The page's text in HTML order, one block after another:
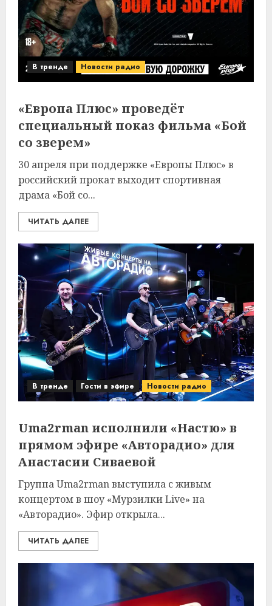
В тренде Новости радио
«Европа Плюс» проведёт
специальный показ фильма «Бой
со зверем»
30 апреля при поддержке «Европы Плюс» в
российский прокат выходит спортивная
драма «Бой со...
ЧИТАТЬ ДАЛЕЕ
В тренде Гости в эфире Новости радио
Uma2rman исполнили «Настю» в
прямом эфире «Авторадио» для
Анастасии Сиваевой
Группа Uma2rman выступила с живым
концертом в шоу «Мурзилки Live» на
«Авторадио». Эфир открыла...
ЧИТАТЬ ДАЛЕЕ